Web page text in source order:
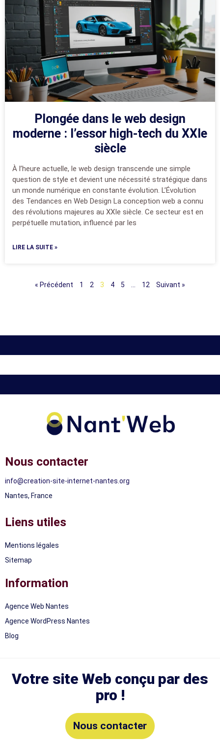
Plongée dans le web design
moderne : l’essor high-tech du XXIe
siècle
À l’heure actuelle, le web design transcende une simple
question de style et devient une nécessité stratégique dans
un monde numérique en constante évolution. L’Évolution
des Tendances en Web Design La conception web a connu
des révolutions majeures au XXIe siècle. Ce secteur est en
perpétuelle mutation, influencé par les
LIRE LA SUITE »
« Précédent 1 2 3 4 5 12 Suivant »
Nous contacter
info@creation-site-internet-nantes.org
Nantes, France
Liens utiles
Mentions légales
Sitemap
Information
Agence Web Nantes
Agence WordPress Nantes
Blog
Votre site Web conçu par des
pro !
Nous contacter